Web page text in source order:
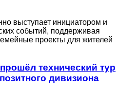
выступает инициатором и
событий, поддерживая
проекты для жителей
технический тур
дивизиона